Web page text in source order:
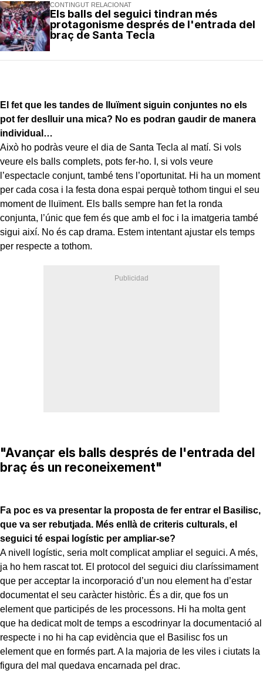
CONTINGUT RELACIONAT
Els balls del seguici tindran més
protagonisme després de l'entrada del
braç de Santa Tecla
El fet que les tandes de lluïment siguin conjuntes no els
pot fer deslluir una mica? No es podran gaudir de manera
individual…
Això ho podràs veure el dia de Santa Tecla al matí. Si vols
veure els balls complets, pots fer-ho. I, si vols veure
l’espectacle conjunt, també tens l’oportunitat. Hi ha un moment
per cada cosa i la festa dona espai perquè tothom tingui el seu
moment de lluïment. Els balls sempre han fet la ronda
conjunta, l’únic que fem és que amb el foc i la imatgeria també
sigui així. No és cap drama. Estem intentant ajustar els temps
per respecte a tothom.
"Avançar els balls després de l'entrada del
braç és un reconeixement"
Fa poc es va presentar la proposta de fer entrar el Basilisc,
que va ser rebutjada. Més enllà de criteris culturals, el
seguici té espai logístic per ampliar-se?
A nivell logístic, seria molt complicat ampliar el seguici. A més,
ja ho hem rascat tot. El protocol del seguici diu claríssimament
que per acceptar la incorporació d’un nou element ha d’estar
documentat el seu caràcter històric. És a dir, que fos un
element que participés de les processons. Hi ha molta gent
que ha dedicat molt de temps a escodrinyar la documentació al
respecte i no hi ha cap evidència que el Basilisc fos un
element que en formés part. A la majoria de les viles i ciutats la
figura del mal quedava encarnada pel drac.